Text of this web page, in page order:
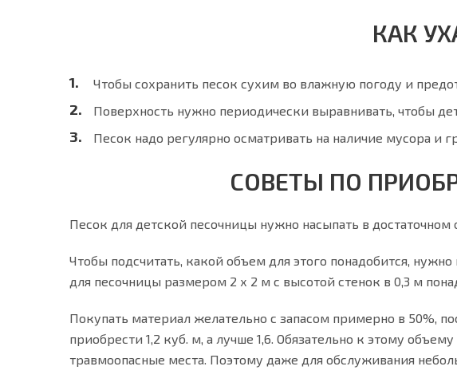
КАК
Чтобы сохранить песок сухим во влажную погоду и
Поверхность нужно периодически выравнивать, чтобы
Песок надо регулярно осматривать на наличие мусора и
СОВЕТЫ ПО
Песок для детской песочницы нужно насыпать в достаточном
Чтобы подсчитать, какой объем для этого понадобится,
для песочницы размером 2 х 2 м с высотой стенок в 0,3 м
Покупать материал желательно с запасом примерно в 50%,
приобрести 1,2 куб. м, а лучше 1,6. Обязательно к этому
травмоопасные места. Поэтому даже для обслуживания